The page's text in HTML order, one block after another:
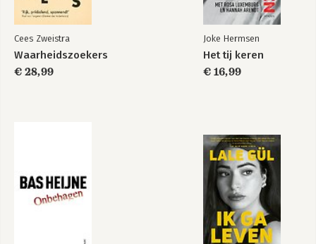
7. Mens in enkelvoud, mens in meervoud: relaties
8. De Januskop van instituties
9. Het belichaamde zelf en het goede leven
10. De kwetsbaarheid en overmacht van de natuur
11. Op zoek naar een zinvol leven
Over de auteurs
Cees Zweistra
Waarheidszoekers
€ 28,99
Joke Hermsen
Het tij keren
€ 16,99